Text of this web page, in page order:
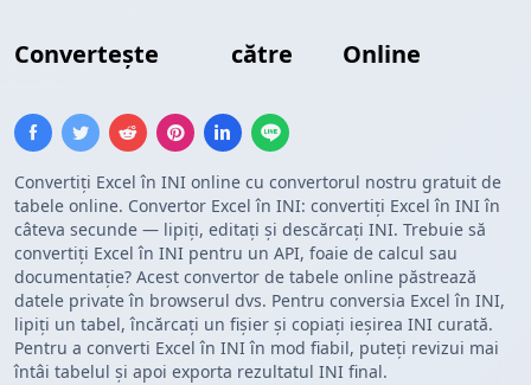
Convertește către Online
Convertiți Excel în INI online cu convertorul nostru gratuit de
tabele online. Convertor Excel în INI: convertiți Excel în INI în
câteva secunde — lipiți, editați și descărcați INI. Trebuie să
convertiți Excel în INI pentru un API, foaie de calcul sau
documentație? Acest convertor de tabele online păstrează
datele private în browserul dvs. Pentru conversia Excel în INI,
lipiți un tabel, încărcați un fișier și copiați ieșirea INI curată.
Pentru a converti Excel în INI în mod fiabil, puteți revizui mai
întâi tabelul și apoi exporta rezultatul INI final.